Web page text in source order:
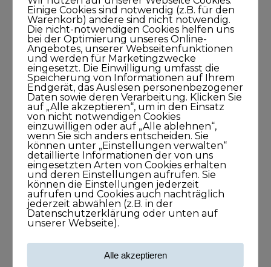
KUNDISCHgedacht
KUNDISCHimpuls
KUNDISCHkonkret
KUNDISCHleben
KUNDISCHpositioniert
KUNDISCHstory
KUNDISCHstrategie
KUNDISCHverkauf
Einige Cookies sind notwendig (z.B. für den
Warenkorb) andere sind nicht notwendig.
Die nicht-notwendigen Cookies helfen uns
bei der Optimierung unseres Online-
Angebotes, unserer Webseitenfunktionen
und werden für Marketingzwecke
eingesetzt. Die Einwilligung umfasst die
Speicherung von Informationen auf Ihrem
Endgerät, das Auslesen personenbezogener
Daten sowie deren Verarbeitung. Klicken Sie
auf „Alle akzeptieren“, um in den Einsatz
von nicht notwendigen Cookies
einzuwilligen oder auf „Alle ablehnen“,
wenn Sie sich anders entscheiden. Sie
können unter „Einstellungen verwalten“
detaillierte Informationen der von uns
eingesetzten Arten von Cookies erhalten
und deren Einstellungen aufrufen. Sie
können die Einstellungen jederzeit
aufrufen und Cookies auch nachträglich
jederzeit abwählen (z.B. in der
Datenschutzerklärung oder unten auf
unserer Webseite).
Alle akzeptieren